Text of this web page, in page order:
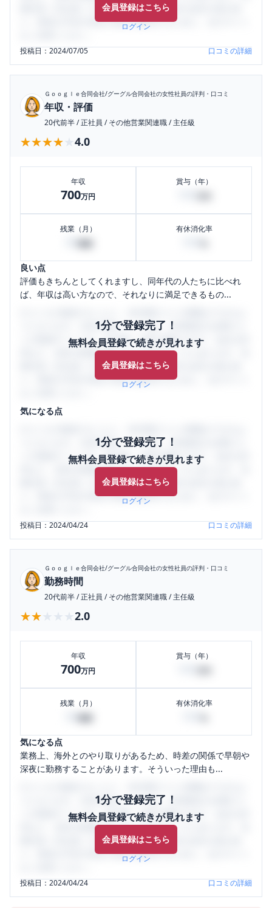
会員登録はこちら
ログイン
輩社員（元社員）の口コミを通して、本当の会社の姿を知
り、将来の不安や現在の悩みを解消するために、ぜひサイト
投稿日：2024/07/05 口コミの詳細
Ｇｏｏｇｌｅ合同会社/グーグル合同会社の女性社員の評判・口コミ
年収・評価
20代前半/正社員 /その他営業関連職/主任級
★★★★★
★★★★★ 4.0
年収
700万円
賞与（年）
残業（月） 有休消化率
良い点
評価もきちんとしてくれますし、同年代の人たちに比べれ
ば、年収は高い方なので、それなりに満足できるもの...
1分で登録完了！
無料会員登録で続きが見れます
会員登録はこちら
ログイン
うになります。SHEHUB(シーハブ)は、女性限定の企業口コ
ミの投稿サイトです。給与面・女性の働きやすさ・会社の評
判など、女性の転職は気にすべき点がたくさんあります。先
輩社員（元社員）の口コミを通して、本当の会社の姿を知
り、将来の不安や現在の悩みを解消するために、ぜひサイト
気になる点
1分で登録完了！
無料会員登録で続きが見れます
会員登録はこちら
ログイン
うになります。SHEHUB(シーハブ)は、女性限定の企業口コ
ミの投稿サイトです。給与面・女性の働きやすさ・会社の評
判など、女性の転職は気にすべき点がたくさんあります。先
輩社員（元社員）の口コミを通して、本当の会社の姿を知
り、将来の不安や現在の悩みを解消するために、ぜひサイト
投稿日：2024/04/24 口コミの詳細
Ｇｏｏｇｌｅ合同会社/グーグル合同会社の女性社員の評判・口コミ
勤務時間
20代前半/正社員 /その他営業関連職/主任級
★★★★★
★★★★★ 2.0
年収
700万円
賞与（年）
残業（月） 有休消化率
気になる点
業務上、海外とのやり取りがあるため、時差の関係で早朝や
深夜に勤務することがあります。そういった理由も...
1分で登録完了！
無料会員登録で続きが見れます
会員登録はこちら
ログイン
うになります。SHEHUB(シーハブ)は、女性限定の企業口コ
ミの投稿サイトです。給与面・女性の働きやすさ・会社の評
判など、女性の転職は気にすべき点がたくさんあります。先
輩社員（元社員）の口コミを通して、本当の会社の姿を知
り、将来の不安や現在の悩みを解消するために、ぜひサイト
投稿日：2024/04/24 口コミの詳細